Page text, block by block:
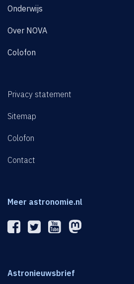
Onderwijs
Over NOVA
Colofon
Privacy statement
Sitemap
Colofon
Contact
Meer astronomie.nl
Astronieuwsbrief